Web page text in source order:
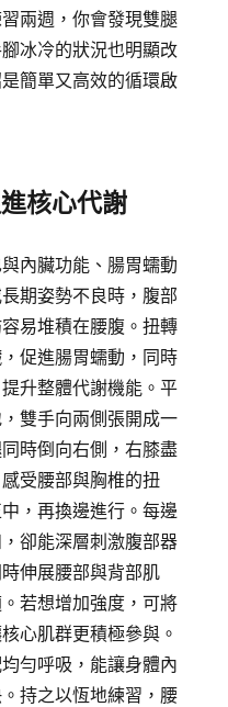
兩週，你會發現雙腿
冰冷的狀況也明顯改
簡單又高效的循環啟
核心代謝
內臟功能、腸胃蠕動
期姿勢不良時，腹部
易堆積在腰腹。扭轉
促進腸胃蠕動，同時
升整體代謝機能。平
雙手向兩側張開成一
時倒向右側，右膝盡
受腰部與胸椎的扭
，再換邊進行。每邊
卻能深層刺激腹部器
伸展腰部與背部肌
若想增加強度，可將
心肌群更積極參與。
勻呼吸，能讓身體內
持之以恆地練習，腰